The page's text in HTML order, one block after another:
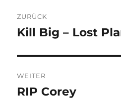
ZURÜCK
Vorheriger
Kill Big – Lost
WEITER
Nächster
RIP Corey